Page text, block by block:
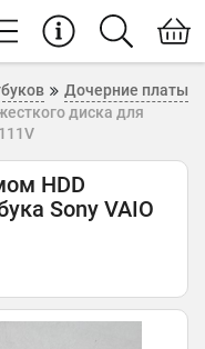
Дочерние платы
диска для
HDD
Sony VAIO